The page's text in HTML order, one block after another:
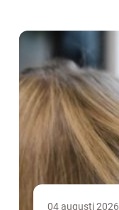
04 augusti 2026